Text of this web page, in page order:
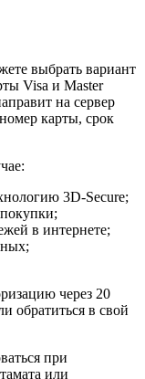
выбрать вариант
Visa и Master
на сервер
карты, срок
3D-Secure;
покупки;
в интернете;
через 20
обратиться в свой
при
или